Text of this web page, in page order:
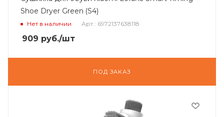
Shoe Dryer Green (S4)
Нет в наличии Арт.: 6972137638118
909 руб./шт
ПОД ЗАКАЗ